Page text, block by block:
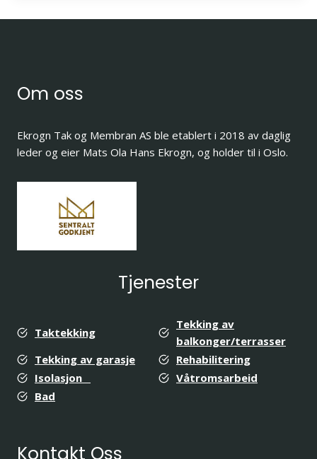
Om oss
Ekrogn Tak og Membran AS ble etablert i 2018 av daglig
leder og eier Mats Ola Hans Ekrogn, og holder til i Oslo.
Tjenester
Taktekking
Tekking av
balkonger/terrasser
Tekking av garasje
Rehabilitering
Isolasjon
Våtromsarbeid
Bad
Kontakt Oss